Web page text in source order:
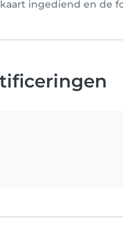
ingediend en de